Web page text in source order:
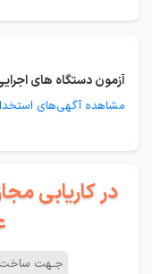
آزمون دستگاه های
مشاهده آگهی‌های
در کاریابی
جـهت ساخت